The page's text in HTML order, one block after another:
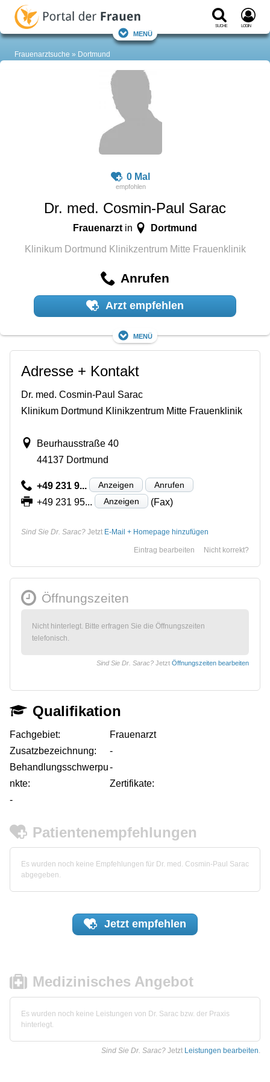
Suche Login
Menü
Frauenarztsuche Dortmund
0 Mal
Dr. med. Cosmin-Paul Sarac
Frauenarzt in Dortmund
Klinikum Dortmund Klinikzentrum Mitte Frauenklinik
Anrufen
Arzt empfehlen
Menü
Adresse + Kontakt
Dr. med. Cosmin-Paul Sarac
Klinikum Dortmund Klinikzentrum Mitte Frauenklinik
Beurhausstraße 40
44137 Dortmund
+49 231 9... Anzeigen Anrufen
+49 231 95... Anzeigen (Fax)
Sind Sie Dr. Sarac? Jetzt E-Mail + Homepage hinzufügen
Nicht korrekt?
Eintrag bearbeiten
Öffnungszeiten
Nicht hinterlegt. Bitte erfragen Sie die Öffnungszeiten
telefonisch.
Sind Sie Dr. Sarac? Jetzt Öffnungszeiten bearbeiten
Qualifikation
Fachgebiet:
Frauenarzt
Zusatzbezeichnung:
-
Behandlungsschwerpu
nkte:
-
Zertifikate:
-
Patientenempfehlungen
Es wurden noch keine Empfehlungen für Dr. med. Cosmin-Paul Sarac
abgegeben.
Jetzt empfehlen
Medizinisches Angebot
Es wurden noch keine Leistungen von Dr. Sarac bzw. der Praxis
hinterlegt.
Sind Sie Dr. Sarac? Jetzt Leistungen bearbeiten.